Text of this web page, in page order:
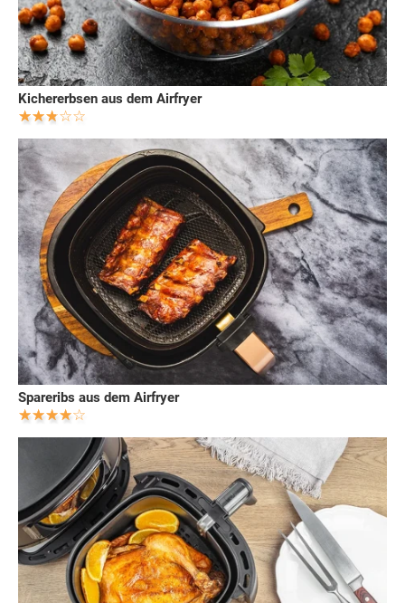
Kichererbsen aus dem Airfryer
Spareribs aus dem Airfryer